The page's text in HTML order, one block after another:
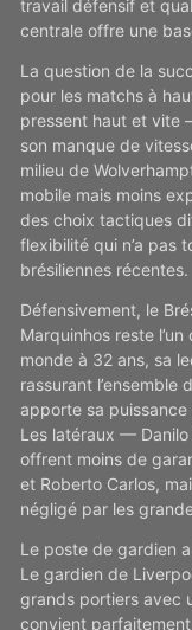
travail défensif et
centrale offre une
La question de la
pour les matchs à
pressent haut et vite
son manque de
milieu de
mobile mais moins
des choix tactiques
flexibilité qui n’a pas
brésiliennes récentes.
Défensivement, le
Marquinhos reste
monde à 32 ans, sa
rassurant l’ensemble
apporte sa
Les latéraux —
offrent moins de
et Roberto Carlos,
négligé par les
Le poste de gardien
Le gardien de
grands portiers avec
convient